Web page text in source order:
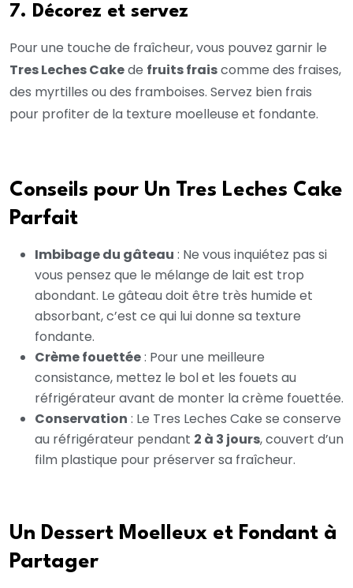
7. Décorez et servez
Pour une touche de fraîcheur, vous pouvez garnir le
Tres Leches Cakede fruits fraiscomme des fraises,
des myrtilles ou des framboises. Servez bien frais
pour profiter de la texture moelleuse et fondante.
Conseils pour Un Tres Leches Cake
Parfait
Imbibage du gâteau : Ne vous inquiétez pas si
vous pensez que le mélange de lait est trop
abondant. Le gâteau doit être très humide et
absorbant, c’est ce qui lui donne sa texture
fondante.
Crème fouettée: Pour une meilleure
consistance, mettez le bol et les fouets au
réfrigérateur avant de monter la crème fouettée.
Conservation : Le Tres Leches Cake se conserve
au réfrigérateur pendant 2 à 3 jours, couvert d’un
film plastique pour préserver sa fraîcheur.
Un Dessert Moelleux et Fondant à
Partager